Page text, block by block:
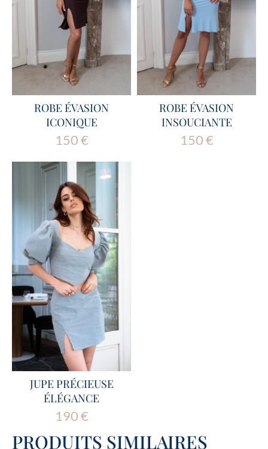
ROBE ÉVASION
ICONIQUE
150€
ROBE ÉVASION
INSOUCIANTE
150€
JUPE PRÉCIEUSE
ÉLÉGANCE
190€
PRODUITS SIMILAIRES